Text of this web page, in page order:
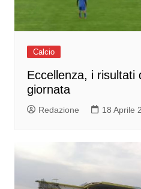
Calcio
Eccellenza, i risultati
giornata
Redazione 18 Aprile